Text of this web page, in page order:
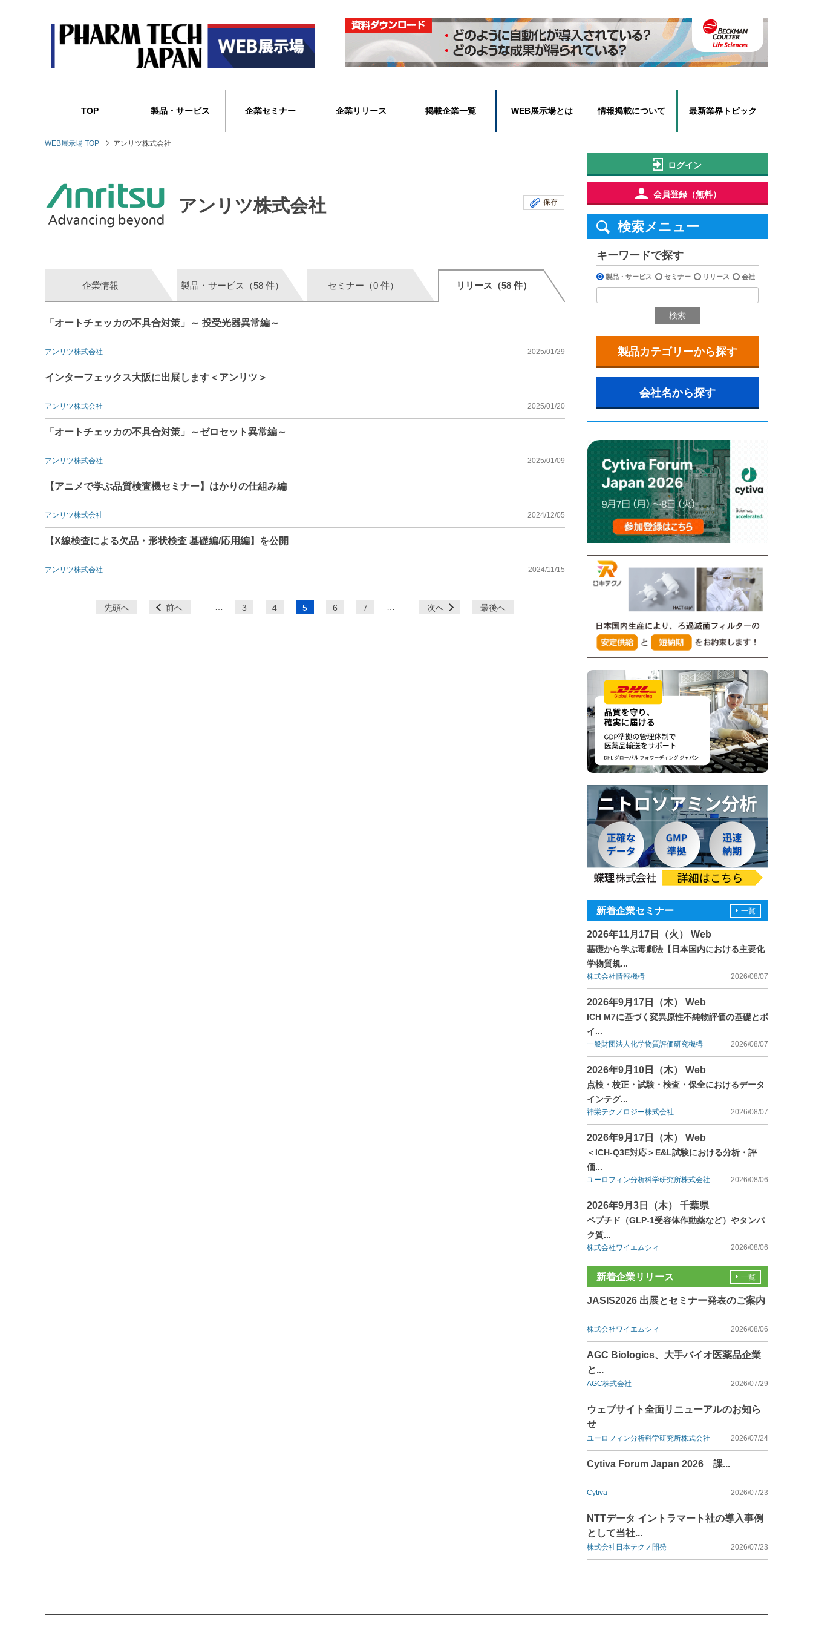
TOP 製品・サービス 企業セミナー 企業リリース 掲載企業一覧 WEB展示場とは 情報掲載について 最新業界トピック
WEB展示場 TOP アンリツ株式会社
アンリツ株式会社 保存
企業情報 製品・サービス（58 件） セミナー（0 件） リリース（58 件）
「オートチェッカの不具合対策」～ 投受光器異常編～
アンリツ株式会社 2025/01/29
インターフェックス大阪に出展します＜アンリツ＞
アンリツ株式会社 2025/01/20
「オートチェッカの不具合対策」～ゼロセット異常編～
アンリツ株式会社 2025/01/09
【アニメで学ぶ品質検査機セミナー】はかりの仕組み編
アンリツ株式会社 2024/12/05
【X線検査による欠品・形状検査 基礎編/応用編】を公開
アンリツ株式会社 2024/11/15
先頭へ 前へ 3 4 5 6 7 次へ 最後へ
ログイン
会員登録（無料）
検索メニュー
キーワードで探す
製品・サービス セミナー リリース 会社
検索
製品カテゴリーから探す
会社名から探す
新着企業セミナー
2026年11月17日（火） Web
基礎から学ぶ毒劇法【日本国内における主要化
学物質規...
株式会社情報機構 2026/08/07
2026年9月17日（木） Web
ICH M7に基づく変異原性不純物評価の基礎とポ
イ...
一般財団法人化学物質評価研究機構 2026/08/07
2026年9月10日（木） Web
点検・校正・試験・検査・保全におけるデータ
インテグ...
神栄テクノロジー株式会社 2026/08/07
2026年9月17日（木） Web
＜ICH-Q3E対応＞E&L試験における分析・評
価...
ユーロフィン分析科学研究所株式会社 2026/08/06
2026年9月3日（木） 千葉県
ペプチド（GLP-1受容体作動薬など）やタンパ
ク質...
株式会社ワイエムシィ 2026/08/06
一覧
新着企業リリース
JASIS2026 出展とセミナー発表のご案内
株式会社ワイエムシィ 2026/08/06
AGC Biologics、大手バイオ医薬品企業
と...
AGC株式会社 2026/07/29
ウェブサイト全面リニューアルのお知ら
せ
ユーロフィン分析科学研究所株式会社 2026/07/24
Cytiva Forum Japan 2026 課...
Cytiva 2026/07/23
NTTデータ イントラマート社の導入事例
として当社...
株式会社日本テクノ開発 2026/07/23
一覧